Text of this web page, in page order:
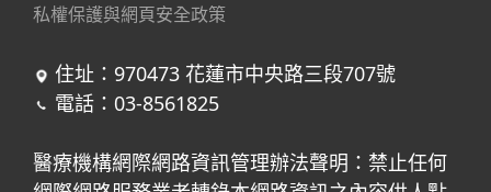
私權保護與網頁安全政策
住址：970473 花蓮市中央路三段707號
電話：03-8561825
醫療機構網際網路資訊管理辦法聲明：禁止任何